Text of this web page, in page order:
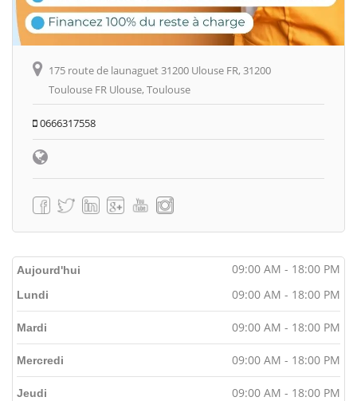
175 route de launaguet 31200 Ulouse FR, 31200
Toulouse FR Ulouse, Toulouse
0666317558
Aujourd'hui 09:00 AM - 18:00 PM
Lundi 09:00 AM - 18:00 PM
Mardi 09:00 AM - 18:00 PM
Mercredi 09:00 AM - 18:00 PM
Jeudi 09:00 AM - 18:00 PM